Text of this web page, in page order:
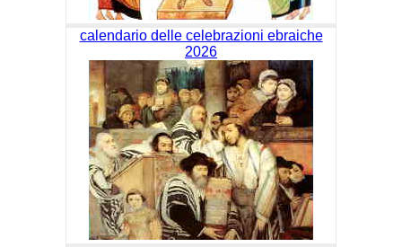
calendario delle celebrazioni ebraiche
2026